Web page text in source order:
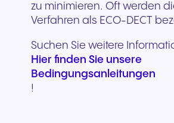
zu minimieren. Oft werden
Verfahren als ECO-DECT
Suchen Sie weitere
Hier finden Sie unsere
Bedingungsanleitungen
!